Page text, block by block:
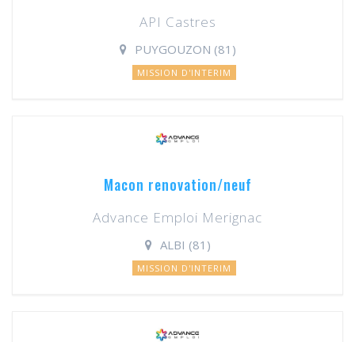
API Castres
PUYGOUZON (81)
MISSION D'INTERIM
Macon renovation/neuf
Advance Emploi Merignac
ALBI (81)
MISSION D'INTERIM